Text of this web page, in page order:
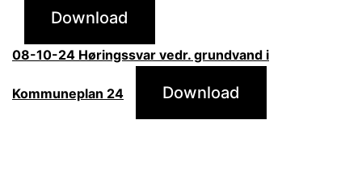
Download
08-10-24 Høringssvar vedr. grundvand i
Kommuneplan 24 Download